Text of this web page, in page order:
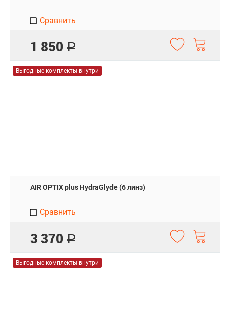
1 850 Р
Сравнить
Выгодные комплекты внутри
AIR OPTIX plus HydraGlyde (6 линз)
3 370 Р
Сравнить
Выгодные комплекты внутри